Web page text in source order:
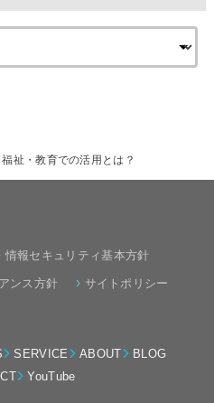
祉・教育での活用とは？
情報セキュリティ基本方針
ンス方針 › サイトポリシー
SERVICE ABOUT
BLOG
YouTube